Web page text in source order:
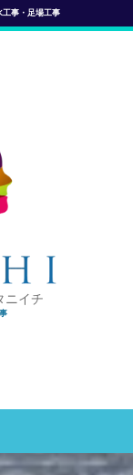
工事・足場工事
ニイチ